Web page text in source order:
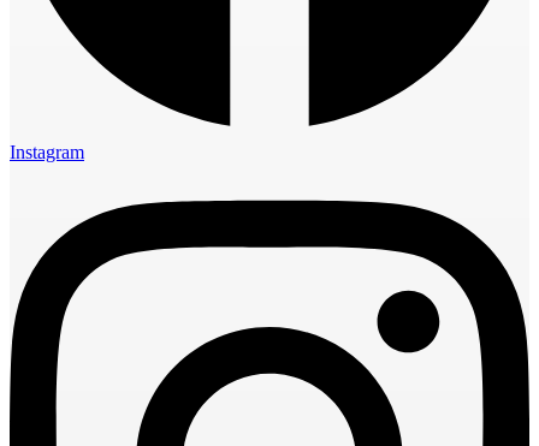
Instagram